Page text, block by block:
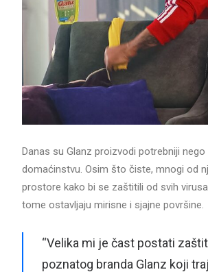
Danas su Glanz proizvodi potrebniji
domaćinstvu. Osim što čiste, mnogi od
prostore kako bi se zaštitili od svih
tome ostavljaju mirisne i sjajne površine.
“Velika mi je čast postati
poznatog branda Glanz koji